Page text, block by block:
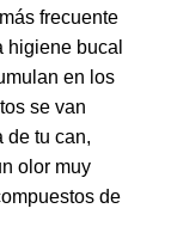
frecuente
higiene bucal
en los
se van
de tu can,
olor muy
de